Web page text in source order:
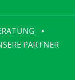
•
PARTNER